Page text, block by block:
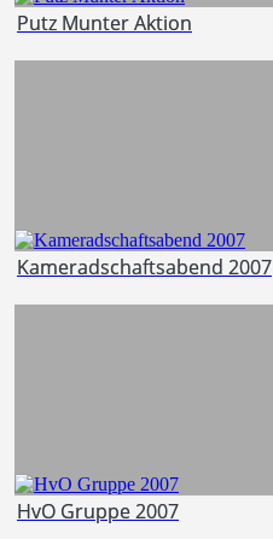
Putz Munter Aktion
Kameradschaftsabend 2007
HvO Gruppe 2007